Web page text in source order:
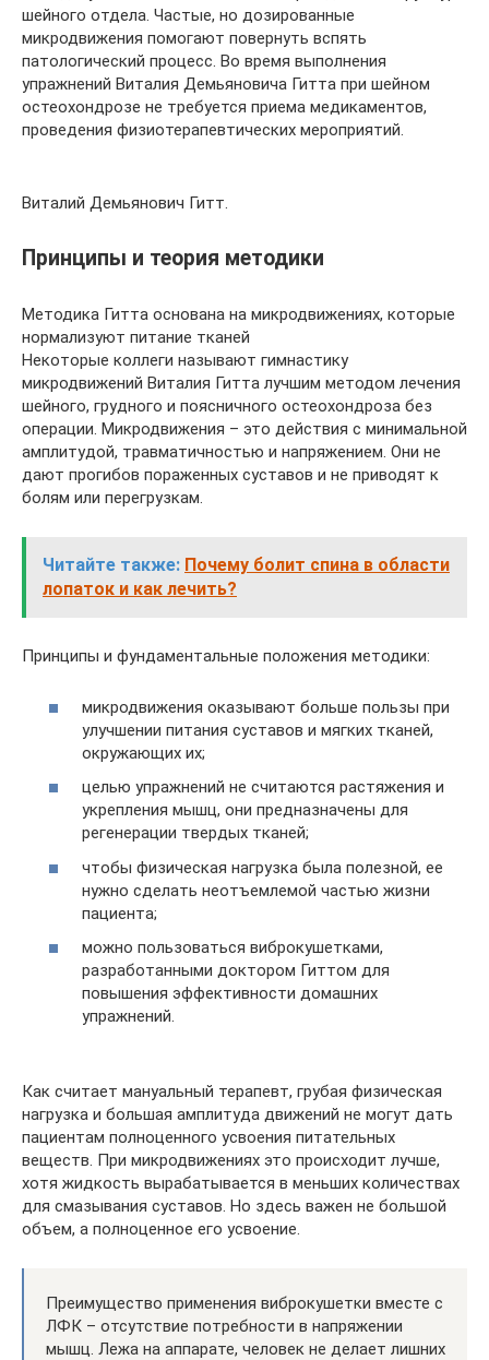
шейного отдела. Частые, но дозированные
микродвижения помогают повернуть вспять
патологический процесс. Во время выполнения
упражнений Виталия Демьяновича Гитта при шейном
остеохондрозе не требуется приема медикаментов,
проведения физиотерапевтических мероприятий.
Виталий Демьянович Гитт.
Принципы и теория методики
Методика Гитта основана на микродвижениях, которые
нормализуют питание тканей
Некоторые коллеги называют гимнастику
микродвижений Виталия Гитта лучшим методом лечения
шейного, грудного и поясничного остеохондроза без
операции. Микродвижения – это действия с минимальной
амплитудой, травматичностью и напряжением. Они не
дают прогибов пораженных суставов и не приводят к
болям или перегрузкам.
Читайте также: Почему болит спина в области
лопаток и как лечить?
Принципы и фундаментальные положения методики:
микродвижения оказывают больше пользы при
улучшении питания суставов и мягких тканей,
окружающих их;
целью упражнений не считаются растяжения и
укрепления мышц, они предназначены для
регенерации твердых тканей;
чтобы физическая нагрузка была полезной, ее
нужно сделать неотъемлемой частью жизни
пациента;
можно пользоваться виброкушетками,
разработанными доктором Гиттом для
повышения эффективности домашних
упражнений.
Как считает мануальный терапевт, грубая физическая
нагрузка и большая амплитуда движений не могут дать
пациентам полноценного усвоения питательных
веществ. При микродвижениях это происходит лучше,
хотя жидкость вырабатывается в меньших количествах
для смазывания суставов. Но здесь важен не большой
объем, а полноценное его усвоение.
Преимущество применения виброкушетки вместе с
ЛФК – отсутствие потребности в напряжении
мышц. Лежа на аппарате, человек не делает лишних